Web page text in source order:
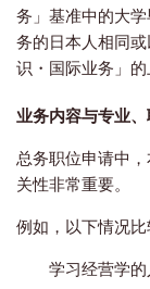
务」基准中的大
务的日本人相同
识・国际业务」的
业务内容与专业
总务职位申请中
关性非常重要。
例如，以下情况比
学习经营学